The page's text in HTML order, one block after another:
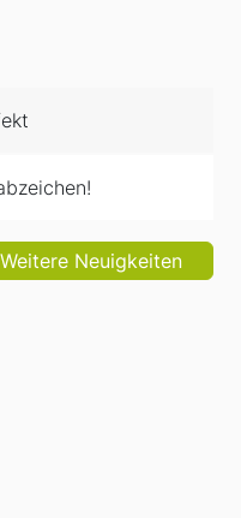
Weitere Neuigkeiten